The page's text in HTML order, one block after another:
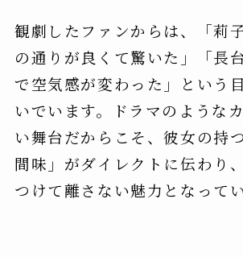
観劇したファンからは、「莉
の通りが良くて驚いた」「長
で空気感が変わった」という
いでいます。ドラマのような
い舞台だからこそ、彼女の持
間味」がダイレクトに伝わり
つけて離さない魅力となって